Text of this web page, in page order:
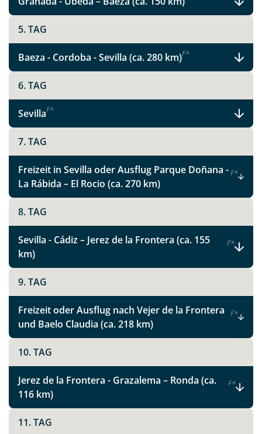
Facebook
Instagram
X
WhatsApp
Telegram
per E-Mail senden
Link kopieren
5. TAG
Baeza - Cordoba - Sevilla (ca. 280 km)F*
6. TAG
SevillaF*
7. TAG
Freizeit in Sevilla oder Ausflug Parque Doñana -
La Rábida – El Rocio (ca. 270 km)
F*
8. TAG
Sevilla - Cádiz – Jerez de la Frontera (ca. 155
km)
F*
9. TAG
Freizeit oder Ausflug nach Vejer de la Frontera
und Baelo Claudia (ca. 218 km)
F*
10. TAG
Jerez de la Frontera - Grazalema – Ronda (ca.
116 km)
F*
11. TAG